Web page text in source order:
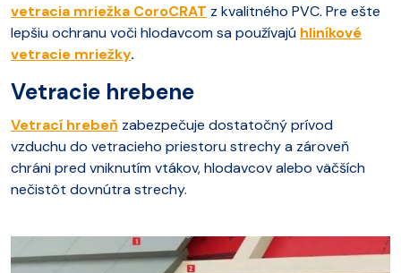
vetracia mriežka CoroCRAT z kvalitného PVC. Pre ešte
lepšiu ochranu voči hlodavcom sa používajú hliníkové
vetracie mriežky.
Vetracie hrebene
Vetrací hrebeň zabezpečuje dostatočný prívod
vzduchu do vetracieho priestoru strechy a zároveň
chráni pred vniknutím vtákov, hlodavcov alebo väčších
nečistôt dovnútra strechy.